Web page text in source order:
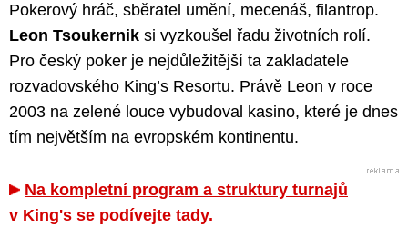
Pokerový hráč, sběratel umění, mecenáš, filantrop.
Leon Tsoukernik si vyzkoušel řadu životních rolí.
Pro český poker je nejdůležitější ta zakladatele
rozvadovského King’s Resortu. Právě Leon v roce
2003 na zelené louce vybudoval kasino, které je dnes
tím největším na evropském kontinentu.
Na kompletní program a struktury turnajů
v King's se podívejte tady.